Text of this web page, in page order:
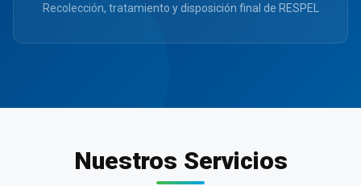
Recolección, tratamiento y disposición final de RESPEL
Nuestros Servicios